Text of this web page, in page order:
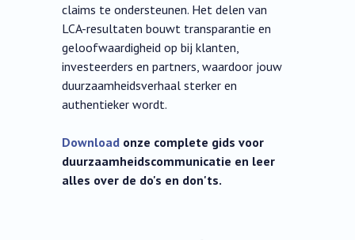
claims te ondersteunen. Het delen van
LCA-resultaten bouwt transparantie en
geloofwaardigheid op bij klanten,
investeerders en partners, waardoor jouw
duurzaamheidsverhaal sterker en
authentieker wordt.
Download onze complete gids voor
duurzaamheidscommunicatie en leer
alles over de do's en don'ts.